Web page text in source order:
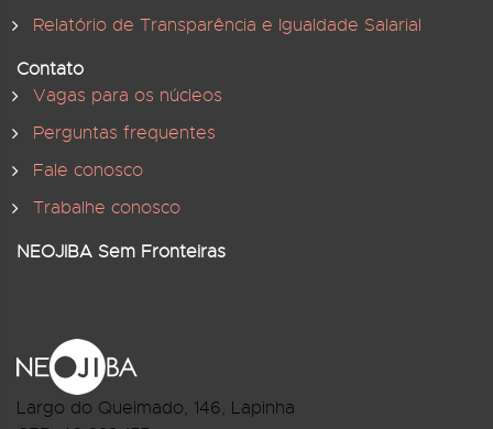
Relatório de Transparência e Igualdade Salarial
Contato
Vagas para os núcleos
Perguntas frequentes
Fale conosco
Trabalhe conosco
NEOJIBA Sem Fronteiras
Largo do Queimado, 146, Lapinha